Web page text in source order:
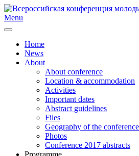
Menu
Home
News
About
About conference
Location & accommodation
Activities
Important dates
Abstract guidelines
Files
Geography of the conference
Photos
Conference 2017 abstracts
Programme